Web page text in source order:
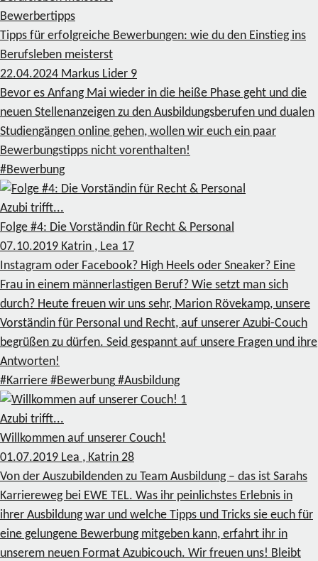
Bewerbertipps
Tipps für erfolgreiche Bewerbungen: wie du den Einstieg ins
Berufsleben meisterst
22.04.2024 Markus Lider 9
Bevor es Anfang Mai wieder in die heiße Phase geht und die
neuen Stellenanzeigen zu den Ausbildungsberufen und dualen
Studiengängen online gehen, wollen wir euch ein paar
Bewerbungstipps nicht vorenthalten!
#Bewerbung
Azubi trifft...
Folge #4: Die Vorständin für Recht & Personal
07.10.2019 Katrin , Lea 17
Instagram oder Facebook? High Heels oder Sneaker? Eine
Frau in einem männerlastigen Beruf? Wie setzt man sich
durch? Heute freuen wir uns sehr, Marion Rövekamp, unsere
Vorständin für Personal und Recht, auf unserer Azubi-Couch
begrüßen zu dürfen. Seid gespannt auf unsere Fragen und ihre
Antworten!
#Karriere #Bewerbung #Ausbildung
1
Azubi trifft...
Willkommen auf unserer Couch!
01.07.2019 Lea , Katrin 28
Von der Auszubildenden zu Team Ausbildung – das ist Sarahs
Karriereweg bei EWE TEL. Was ihr peinlichstes Erlebnis in
ihrer Ausbildung war und welche Tipps und Tricks sie euch für
eine gelungene Bewerbung mitgeben kann, erfahrt ihr in
unserem neuen Format Azubicouch. Wir freuen uns! Bleibt